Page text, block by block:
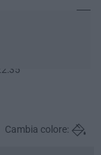
Cambia colore: